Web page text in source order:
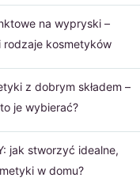
na wypryski –
rodzaje kosmetyków
z dobrym składem –
je wybierać?
jak stworzyć idealne,
w domu?